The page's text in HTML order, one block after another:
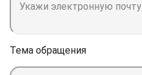
Укажи электронную почту
Тема обращения